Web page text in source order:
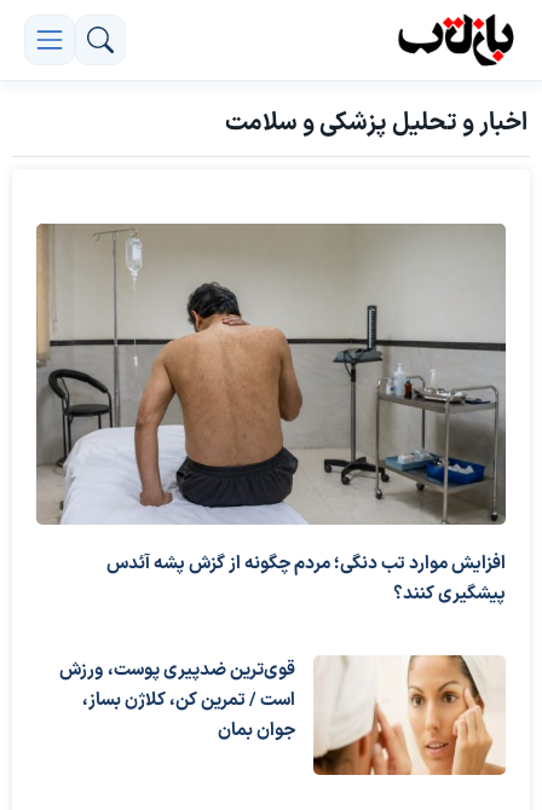
اخبار و تحلیل پزشکی و سلامت
افزایش موارد تب دنگی؛ مردم چگونه از گزش پشه آئدس
پیشگیری کنند؟
قوی‌ترین ضدپیری پوست، ورزش
است / تمرین کن، کلاژن بساز،
جوان بمان